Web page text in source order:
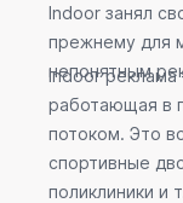
Indoor занял
прежнему для
непонятным
Indoor
работающая в
потоком. Это
спортивные
поликлиники и